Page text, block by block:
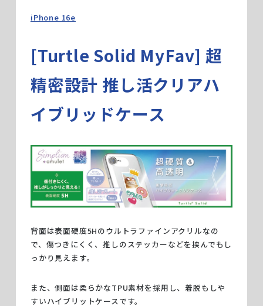
iPhone 16e
[Turtle Solid MyFav] 超
精密設計 推し活クリアハ
イブリッドケース
背面は表面硬度5Hのウルトラファインアクリルなの
で、傷つきにくく、推しのステッカーなどを挟んでもし
っかり見えます。
また、側面は柔らかなTPU素材を採用し、着脱もしや
すいハイブリットケースです。